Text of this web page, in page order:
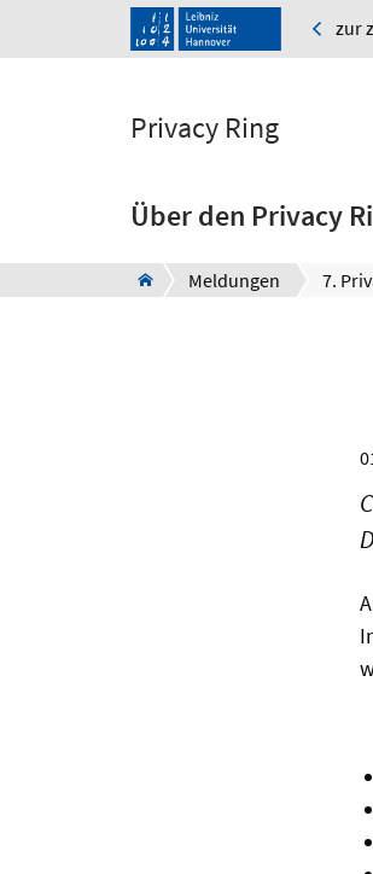
zur
Privacy Ring
Über den Privacy
Meldungen